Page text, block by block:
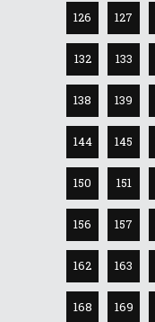
126 127
132 133
138 139
144 145
150 151
156 157
162 163
168 169